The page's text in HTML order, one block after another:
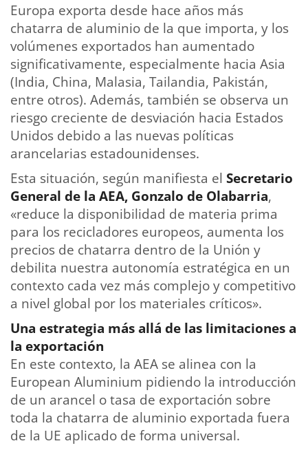
Europa exporta desde hace años más
chatarra de aluminio de la que importa, y los
volúmenes exportados han aumentado
significativamente, especialmente hacia Asia
(India, China, Malasia, Tailandia, Pakistán,
entre otros). Además, también se observa un
riesgo creciente de desviación hacia Estados
Unidos debido a las nuevas políticas
arancelarias estadounidenses.
Esta situación, según manifiesta el Secretario
General de la AEA, Gonzalo de Olabarria,
«reduce la disponibilidad de materia prima
para los recicladores europeos, aumenta los
precios de chatarra dentro de la Unión y
debilita nuestra autonomía estratégica en un
contexto cada vez más complejo y competitivo
a nivel global por los materiales críticos».
Una estrategia más allá de las limitaciones a
la exportación
En este contexto, la AEA se alinea con la
European Aluminium pidiendo la introducción
de un arancel o tasa de exportación sobre
toda la chatarra de aluminio exportada fuera
de la UE aplicado de forma universal.